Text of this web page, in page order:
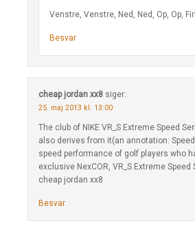
Venstre, Venstre, Ned, Ned, Op, Op,
Besvar
cheap jordan xx8 siger:
25. maj 2013 kl. 13:00
The club of NIKE VR_S Extreme Speed
also derives from it(an annotation:
speed performance of golf players who
exclusive NexCOR, VR_S Extreme
cheap jordan xx8
Besvar